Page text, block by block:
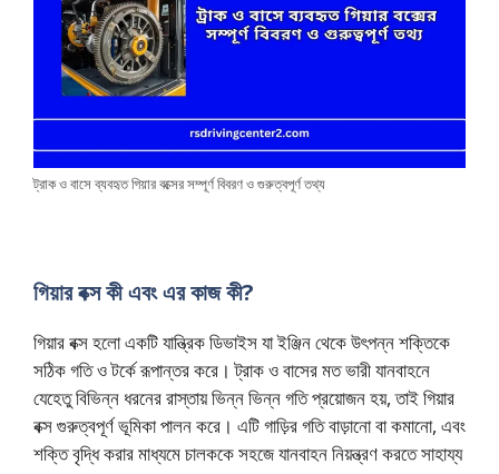
ট্রাক ও বাসে ব্যবহৃত গিয়ার বক্সের সম্পূর্ণ বিবরণ ও গুরুত্বপূর্ণ তথ্য
গিয়ার বক্স কী এবং এর কাজ কী?
গিয়ার বক্স হলো একটি যান্ত্রিক ডিভাইস যা ইঞ্জিন থেকে উৎপন্ন শক্তিকে
সঠিক গতি ও টর্কে রূপান্তর করে। ট্রাক ও বাসের মত ভারী যানবাহনে
যেহেতু বিভিন্ন ধরনের রাস্তায় ভিন্ন ভিন্ন গতি প্রয়োজন হয়, তাই গিয়ার
বক্স গুরুত্বপূর্ণ ভূমিকা পালন করে। এটি গাড়ির গতি বাড়ানো বা কমানো, এবং
শক্তি বৃদ্ধি করার মাধ্যমে চালককে সহজে যানবাহন নিয়ন্ত্রণ করতে সাহায্য